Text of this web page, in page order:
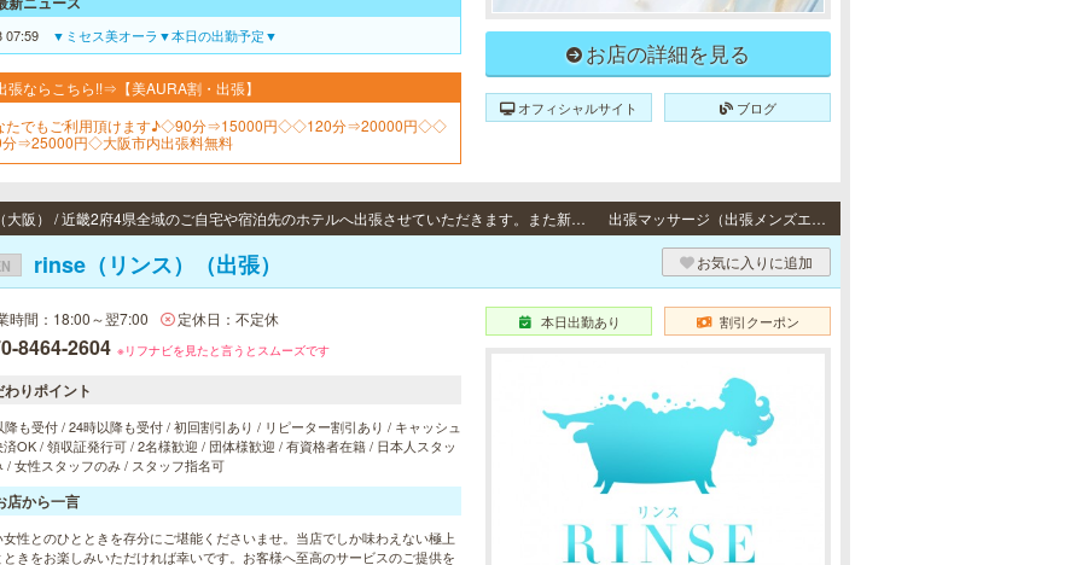
07:59 ▼ミセス美オーラ▼本日の出勤予定▼
張ならこちら!!⇒【美AURA割・出張】
たでもご利用頂けます♪◇90分⇒15000円◇◇120分⇒20000円◇◇
⇒25000円◇大阪市内出張料無料
お店の詳細を見る
オフィシャルサイト ブログ
出張（大阪） / 近畿2府4県全域のご自宅や宿泊先のホテルへ出張させていただきます。また新大阪・梅田・日本橋・京橋に提携ホテルもございます。 出張マッサージ（出張メンズエステ）
rinse（リンス）（出張） お気に入りに追加
時間：18:00～翌7:00 定休日：不定休
8464-2604 ※リフナビを見たと言うとスムーズです
わりポイント
降も受付 / 24時以降も受付 / 初回割引あり / リピーター割引あり / キャッシュ
OK / 領収証発行可 / 2名様歓迎 / 団体様歓迎 / 有資格者在籍 / 日本人スタッ
/ 女性スタッフのみ / スタッフ指名可
店から一言
性とのひとときを存分にご堪能くださいませ。当店でしか味わえない極上
きをお楽しみいただければ幸いです。お客様へ至高のサービスのご提供を
本日出勤あり 割引クーポン